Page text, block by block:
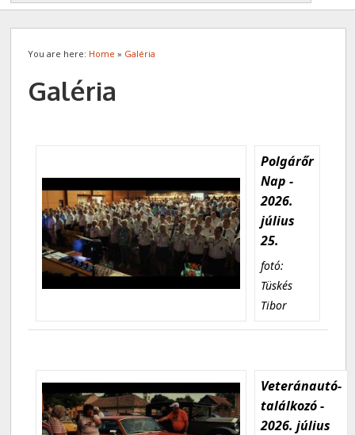
You are here: Home » Galéria
Galéria
Polgárőr
Nap -
2026.
július
25.
fotó:
Tüskés
Tibor
Veteránautó-
találkozó -
2026. július